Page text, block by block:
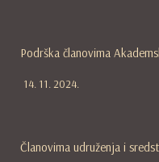
Podrška članovima
14. 11. 2024.
Članovima udruženja i